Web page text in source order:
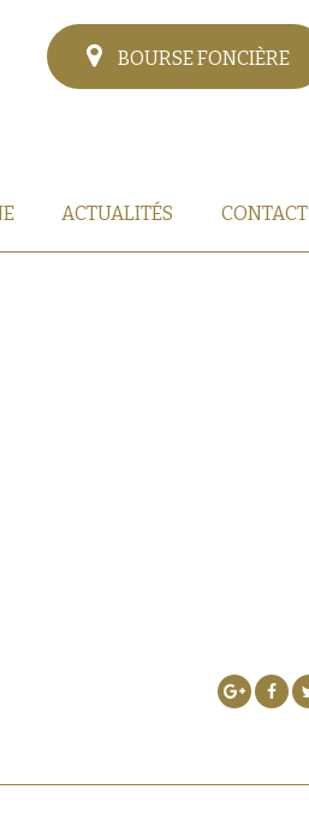
BOURSE FONCIÈRE
ACTUALITÉS CONTACT